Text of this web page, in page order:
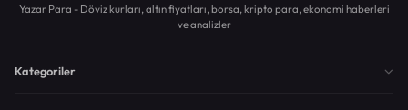
Yazar Para - Döviz kurları, altın fiyatları, borsa, kripto para, ekonomi haberleri
ve analizler
Kategoriler